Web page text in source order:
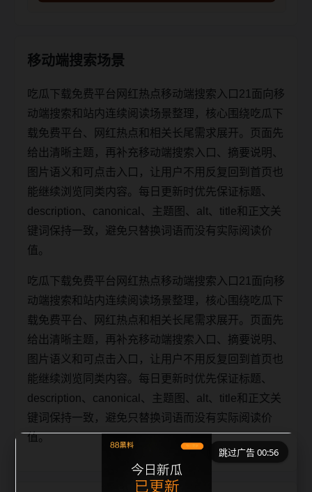
移动端搜索场景
吃瓜下载免费平台网红热点移动端搜索入口21面向移
动端搜索和站内连续阅读场景整理，核心围绕吃瓜下
载免费平台、网红热点和相关长尾需求展开。页面先
给出清晰主题，再补充移动端搜索入口、摘要说明、
图片语义和可点击入口，让用户不用反复回到首页也
能继续浏览同类内容。每日更新时优先保证标题、
description、canonical、主题图、alt、title和正文关
键词保持一致，避免只替换词语而没有实际阅读价
值。
吃瓜下载免费平台网红热点移动端搜索入口21面向移
动端搜索和站内连续阅读场景整理，核心围绕吃瓜下
载免费平台、网红热点和相关长尾需求展开。页面先
给出清晰主题，再补充移动端搜索入口、摘要说明、
图片语义和可点击入口，让用户不用反复回到首页也
能继续浏览同类内容。每日更新时优先保证标题、
description、canonical、主题图、alt、title和正文关
键词保持一致，避免只替换词语而没有实际阅读价
值。
跳过广告 00:56